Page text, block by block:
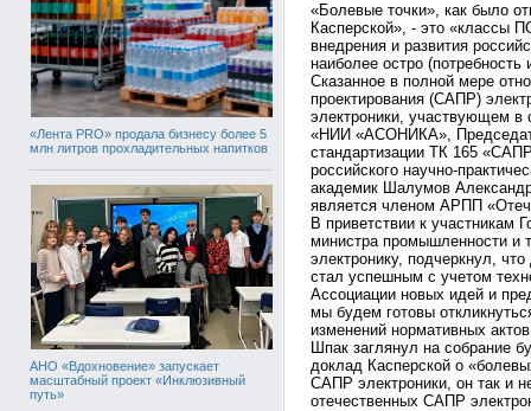
«Лента PRO» продала бизнесу более 5
млн литров прохладительных напитков
АНО «Вдохновение» запускает
масштабный проект «Инклюзивный
путь»
«Болевые точки», как было
Касперской», - это «классы
внедрения и развития
наиболее остро
Сказанное в полной мере
проектирования (САПР)
электроники, участвующем
«НИИ «АСОНИКА»,
стандартизации ТК 165
российского научно-
академик Шалумов
является членом АРПП
В приветствии к участникам
министра промышленности
электронику, подчеркнул,
стал успешным с учетом
Ассоциации новых идей и
мы будем готовы
изменений нормативных
Шпак заглянул на собрание
доклад Касперской о
САПР электроники, он так и
отечественных САПР